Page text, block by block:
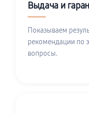
Выдача и
Показываем
рекомендации по
вопросы.